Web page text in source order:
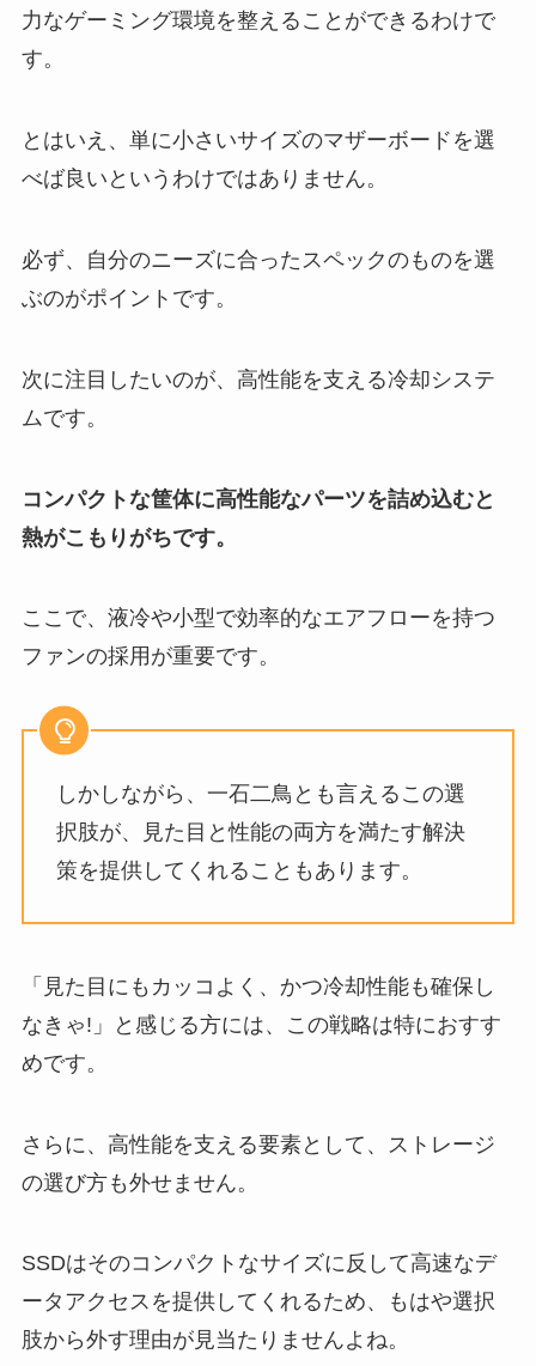
力なゲーミング環境を整えることができるわけで
す。
とはいえ、単に小さいサイズのマザーボードを選
べば良いというわけではありません。
必ず、自分のニーズに合ったスペックのものを選
ぶのがポイントです。
次に注目したいのが、高性能を支える冷却システ
ムです。
コンパクトな筐体に高性能なパーツを詰め込むと
熱がこもりがちです。
ここで、液冷や小型で効率的なエアフローを持つ
ファンの採用が重要です。
しかしながら、一石二鳥とも言えるこの選
択肢が、見た目と性能の両方を満たす解決
策を提供してくれることもあります。
「見た目にもカッコよく、かつ冷却性能も確保し
なきゃ!」と感じる方には、この戦略は特におすす
めです。
さらに、高性能を支える要素として、ストレージ
の選び方も外せません。
SSDはそのコンパクトなサイズに反して高速なデ
ータアクセスを提供してくれるため、もはや選択
肢から外す理由が見当たりませんよね。